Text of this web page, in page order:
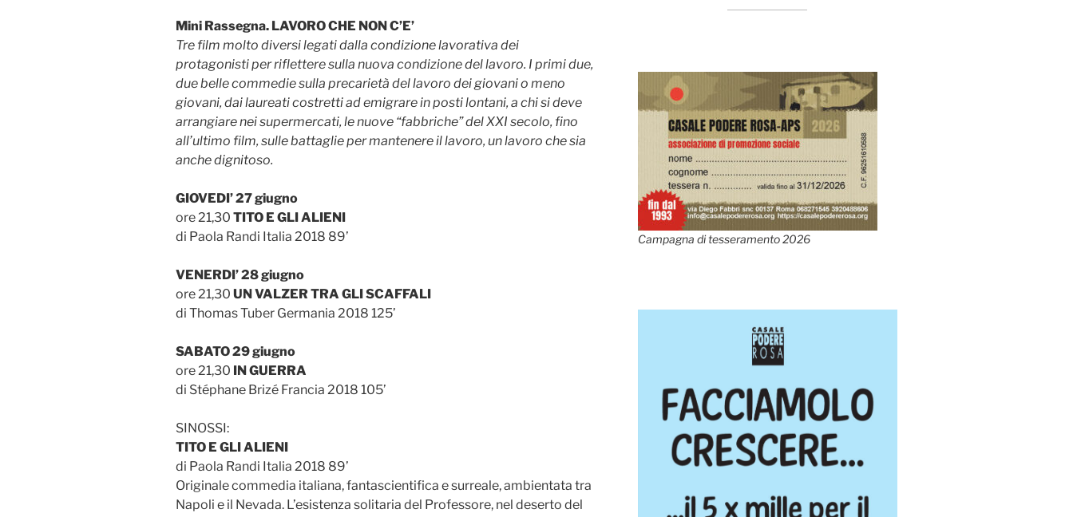
Mini Rassegna. LAVORO CHE NON C’E’
Tre film molto diversi legati dalla condizione lavorativa dei
protagonisti per riflettere sulla nuova condizione del lavoro. I primi due,
due belle commedie sulla precarietà del lavoro dei giovani o meno
giovani, dai laureati costretti ad emigrare in posti lontani, a chi si deve
arrangiare nei supermercati, le nuove “fabbriche” del XXI secolo, fino
all’ultimo film, sulle battaglie per mantenere il lavoro, un lavoro che sia
anche dignitoso.
GIOVEDI’ 27 giugno
ore 21,30 TITO E GLI ALIENI
di Paola Randi Italia 2018 89’
VENERDI’ 28 giugno
ore 21,30 UN VALZER TRA GLI SCAFFALI
di Thomas Tuber Germania 2018 125’
SABATO 29 giugno
ore 21,30 IN GUERRA
di Stéphane Brizé Francia 2018 105’
SINOSSI:
TITO E GLI ALIENI
di Paola Randi Italia 2018 89’
Originale commedia italiana, fantascientifica e surreale, ambientata tra
Napoli e il Nevada. L’esistenza solitaria del Professore, nel deserto del
Campagna di tesseramento 2026